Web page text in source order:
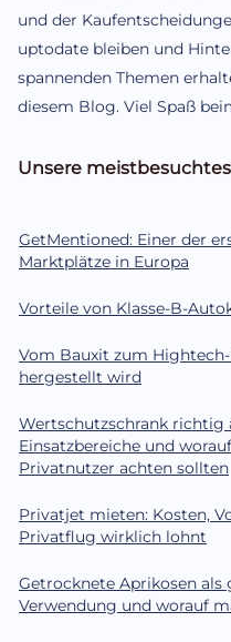
und der
uptodate bleiben und
spannenden Themen
diesem Blog. Viel Spaß
Unsere
GetMentioned: Einer der
Marktplätze in Europa
Vorteile von Klasse-B-
Vom Bauxit zum
hergestellt wird
Wertschutzschrank richtig
Einsatzbereiche und
Privatnutzer achten sollten
Privatjet mieten: Kosten,
Privatflug wirklich lohnt
Getrocknete Aprikosen als
Verwendung und worauf